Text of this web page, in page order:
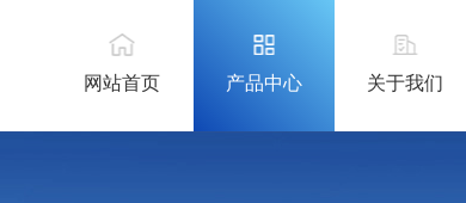
网站首页 产品中心 关于我们